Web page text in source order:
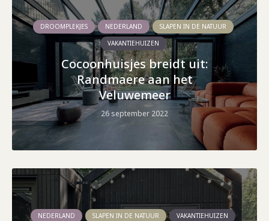
DROOMPLEKJES NEDERLAND
SLAPEN IN DE NATUUR
VAKANTIEHUIZEN
Cocoonhuisjes breidt uit:
Randmaere aan het
Veluwemeer
26 september 2022
NEDERLAND SLAPEN IN DE NATUUR VAKANTIEHUIZEN